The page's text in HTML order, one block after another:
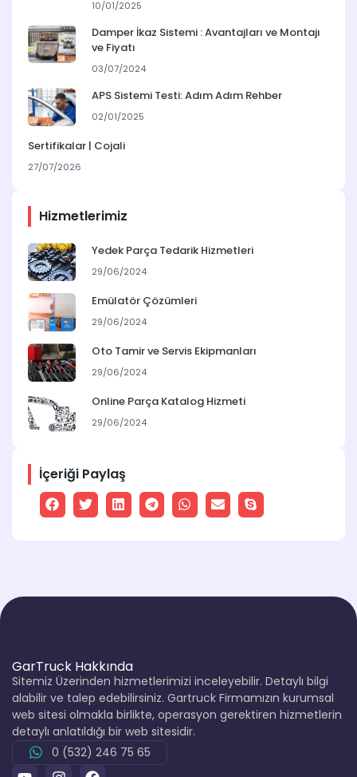
10/01/2025
Damper İkaz Sistemi : Avantajları ve Montajı
ve Fiyatı
03/07/2024
APS Sistemi Testi: Adım Adım Rehber
02/01/2025
Sertifikalar | Cojali
27/07/2026
Hizmetlerimiz
Yedek Parça Tedarik Hizmetleri
29/06/2024
Emülatör Çözümleri
29/06/2024
Oto Tamir ve Servis Ekipmanları
29/06/2024
Online Parça Katalog Hizmeti
29/06/2024
İçeriği Paylaş
GarTruck Hakkında
Sitemiz Üzerinden hizmetlerimizi inceleyebilir. Detaylı bilgi
alabilir ve talep edebilirsiniz. Gartruck Firmamızın kurumsal
web sitesi olmakla birlikte, operasyon gerektiren hizmetlerin
detaylı anlatıldığı bir web sitesidir.
0 (532) 246 75 65